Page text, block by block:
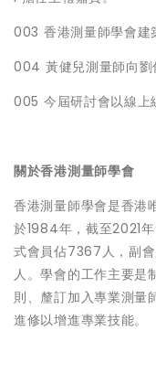
003 香港測量師學會建
004 黃健兒測量師向劉
005 今屆研討會以線上
關於香港測量師學會
香港測量師學會是香港
於1984年，截至2021
式會員佔7367人，副
人。學會的工作主要是
則、釐訂加入專業測量
進修以增進專業技能。